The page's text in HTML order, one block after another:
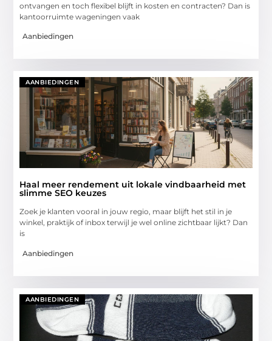
ontvangen en toch flexibel blijft in kosten en contracten? Dan is
kantoorruimte wageningen vaak
Aanbiedingen
AANBIEDINGEN
Haal meer rendement uit lokale vindbaarheid met
slimme SEO keuzes
Zoek je klanten vooral in jouw regio, maar blijft het stil in je
winkel, praktijk of inbox terwijl je wel online zichtbaar lijkt? Dan
is
Aanbiedingen
AANBIEDINGEN